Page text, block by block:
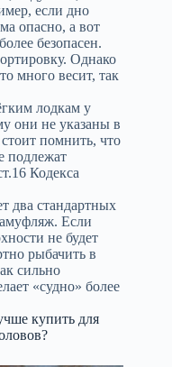
если дно
опасно, а вот
безопасен.
Однако
много весит, так
лодкам у
они не указаны в
помнить, что
подлежат
Кодекса
два стандартных
Если
не будет
рыбачить в
сильно
«судно» более
купить для